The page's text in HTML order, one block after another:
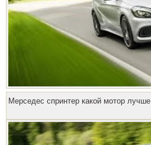
Мерседес спринтер какой мотор лучше